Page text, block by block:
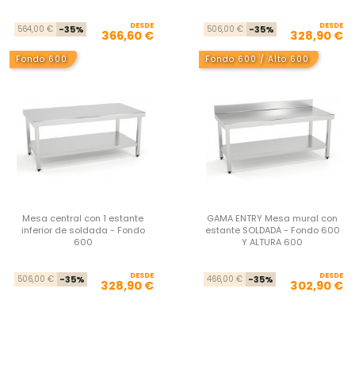
Precio base
564,00 € -35% Precio
DESDE
366,60 € 506,00 € -35% DESDE
328,90 €
Fondo 600
Mesa central con 1 estante
inferior de soldada - Fondo
600
Precio base
506,00 € -35% Precio
DESDE
328,90 €
Fondo 600 / Alto 600
GAMA ENTRY Mesa mural con
estante SOLDADA - Fondo 600
Y ALTURA 600
466,00 € -35% DESDE
302,90 €